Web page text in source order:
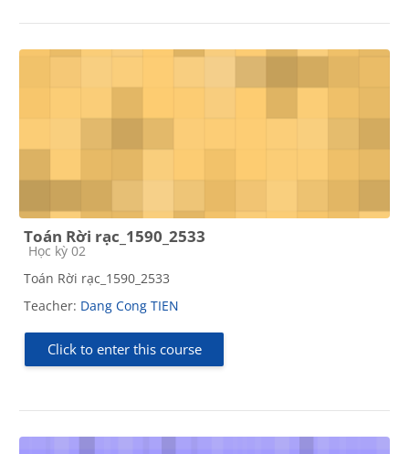
Toán Rời rạc_1590_2533
Course category
Học kỳ 02
Toán Rời rạc_1590_2533
Teacher: Dang Cong TIEN
Click to enter this course